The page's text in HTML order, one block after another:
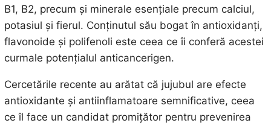
B1, B2, precum și minerale esențiale precum calciul,
potasiul și fierul. Conținutul său bogat în antioxidanți,
flavonoide și polifenoli este ceea ce îi conferă acestei
curmale potențialul anticancerigen.
Cercetările recente au arătat că jujubul are efecte
antioxidante și antiinflamatoare semnificative, ceea
ce îl face un candidat promițător pentru prevenirea